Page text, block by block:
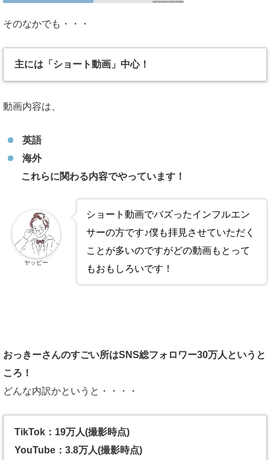
そのなかでも・・・
主には「ショート動画」中心！
動画内容は、
英語
海外
これらに関わる内容でやっています！
ショート動画でバズったインフルエン
サーの方です♪僕も拝見させていただく
ことが多いのですがどの動画もとって
もおもしろいです！
ヤッピー
おっきーさんのすごい所はSNS総フォロワー30万人というと
ころ！
どんな内訳かというと・・・・
TikTok：19万人(撮影時点)
YouTube：3.8万人(撮影時点)